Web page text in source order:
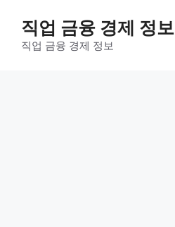
직업 금융 경제 정보
직업 금융 경제 정보